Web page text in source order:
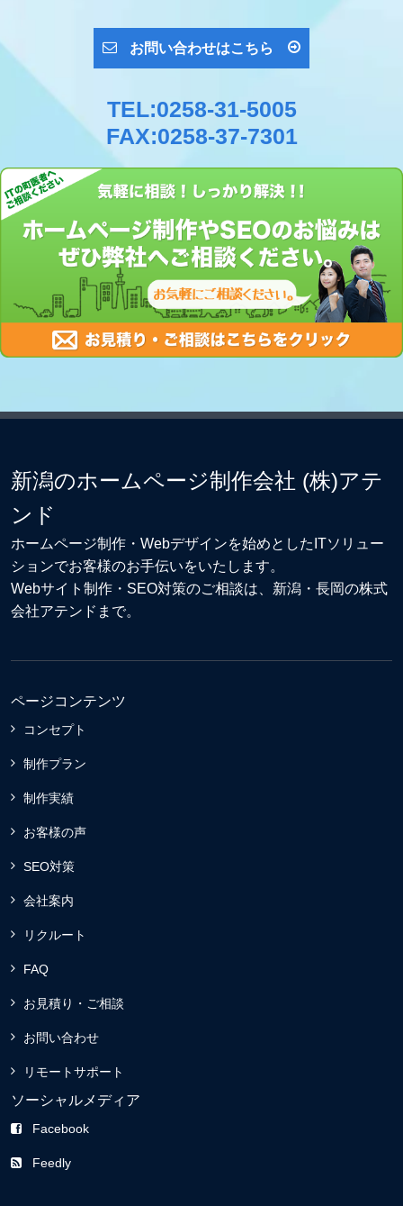
お問い合わせはこちら
TEL:0258-31-5005
FAX:0258-37-7301
新潟のホームページ制作会社 (株)アテ
ンド
ホームページ制作・Webデザインを始めとしたITソリュー
ションでお客様のお手伝いをいたします。
Webサイト制作 ・ SEO対策のご相談は、新潟・長岡の株式
会社アテンドまで。
ページコンテンツ
コンセプト
制作プラン
制作実績
お客様の声
SEO対策
会社案内
リクルート
FAQ
お見積り・ご相談
お問い合わせ
リモートサポート
ソーシャルメディア
Facebook
Feedly